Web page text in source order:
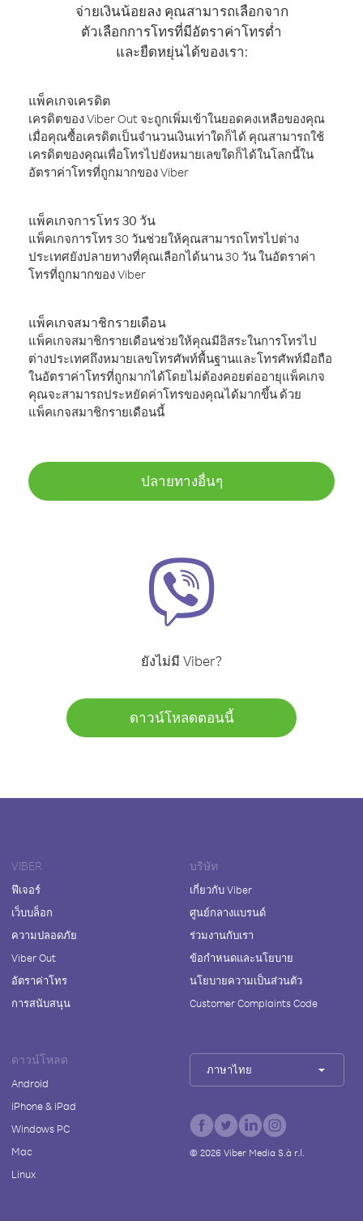
จ่ายเงินน้อยลง คุณสามารถเลือกจาก
ตัวเลือกการโทรที่มีอัตราค่าโทรต่ำ
และยืดหยุ่นได้ของเรา:
แพ็คเกจเครดิต
เครดิตของ Viber Out จะถูกเพิ่มเข้าในยอดคงเหลือของคุณ
เมื่อคุณซื้อเครดิตเป็นจำนวนเงินเท่าใดก็ได้ คุณสามารถใช้
เครดิตของคุณเพื่อโทรไปยังหมายเลขใดก็ได้ในโลกนี้ใน
อัตราค่าโทรที่ถูกมากของ Viber
แพ็คเกจการโทร 30 วัน
แพ็คเกจการโทร 30 วันช่วยให้คุณสามารถโทรไปต่าง
ประเทศยังปลายทางที่คุณเลือกได้นาน 30 วัน ในอัตราค่า
โทรที่ถูกมากของ Viber
แพ็คเกจสมาชิกรายเดือน
แพ็คเกจสมาชิกรายเดือนช่วยให้คุณมีอิสระในการโทรไป
ต่างประเทศถึงหมายเลขโทรศัพท์พื้นฐานและโทรศัพท์มือถือ
ในอัตราค่าโทรที่ถูกมากได้โดยไม่ต้องคอยต่ออายุแพ็คเกจ
คุณจะสามารถประหยัดค่าโทรของคุณได้มากขึ้น ด้วย
แพ็คเกจสมาชิกรายเดือนนี้
ปลายทางอื่นๆ
ยังไม่มี Viber?
ดาวน์โหลดตอนนี้
VIBER
ฟีเจอร์
เว็บบล็อก
ความปลอดภัย
Viber Out
อัตราค่าโทร
การสนับสนุน
บริษัท
เกี่ยวกับ Viber
ศูนย์กลางแบรนด์
ร่วมงานกับเรา
ข้อกำหนดและนโยบาย
นโยบายความเป็นส่วนตัว
Customer Complaints Code
ดาวน์โหลด
Android
iPhone & iPad
Windows PC
Mac
Linux
ภาษาไทย
© 2026Viber Media S.à r.l.